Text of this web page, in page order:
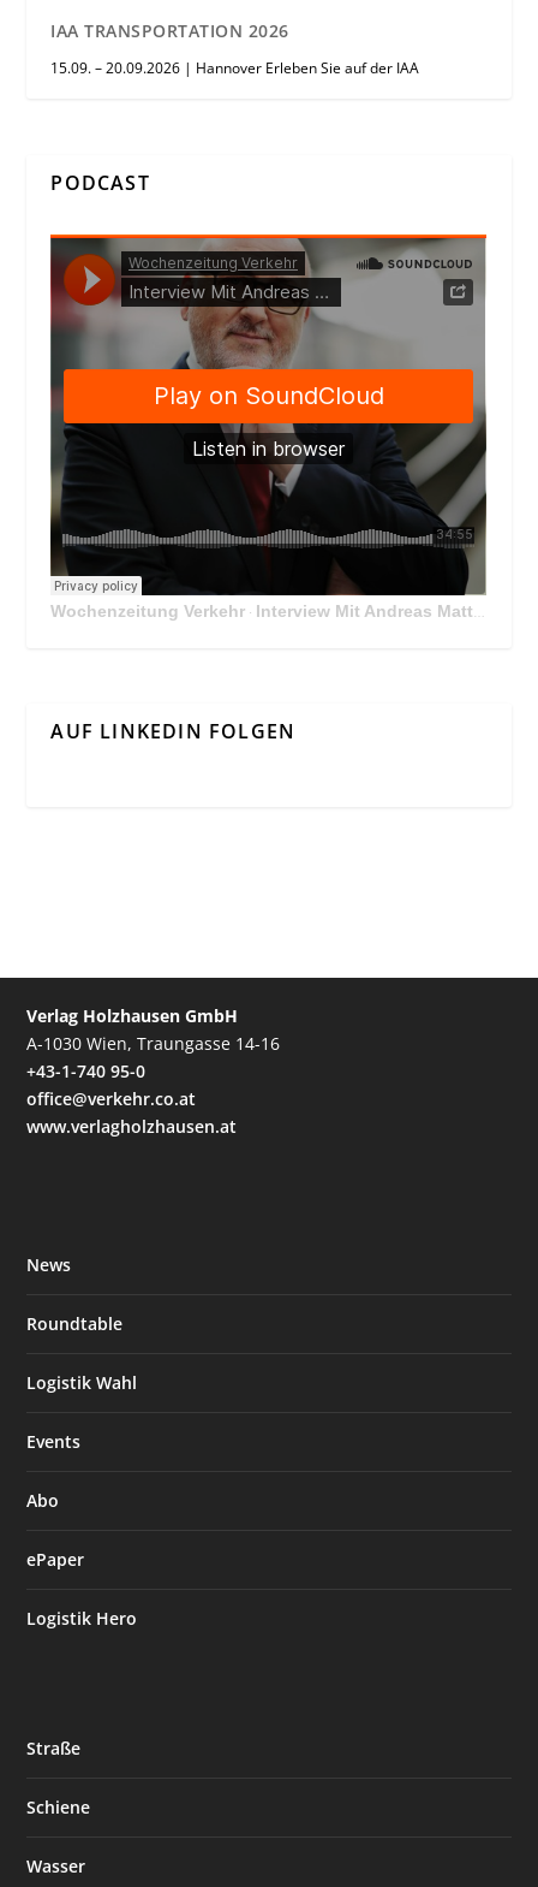
IAA TRANSPORTATION 2026
15.09. – 20.09.2026 | Hannover Erleben Sie auf der IAA
PODCAST
Wochenzeitung Verkehr · Interview Mit Andreas Matthä, CEO der ÖBB Holding
AUF LINKEDIN FOLGEN
Verlag Holzhausen GmbH
A-1030 Wien, Traungasse 14-16
+43-1-740 95-0
office@verkehr.co.at
www.verlagholzhausen.at
News
Roundtable
Logistik Wahl
Events
Abo
ePaper
Logistik Hero
Straße
Schiene
Wasser